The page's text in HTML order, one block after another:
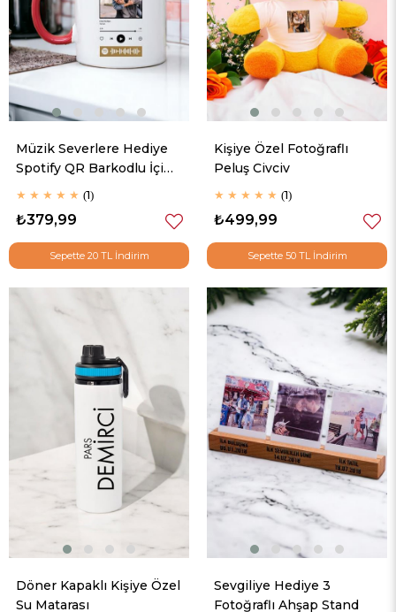
Müzik Severlere Hediye
Spotify QR Barkodlu İçi
Renkli Kupa Bardak
★ ★ ★ ★ ★ 1
₺379,99
Sepette 20 TL İndirim
Kişiye Özel Fotoğraflı
Peluş Civciv
★ ★ ★ ★ ★ 1
₺499,99
Sepette 50 TL İndirim
Döner Kapaklı Kişiye Özel
Su Matarası
Sevgiliye Hediye 3
Fotoğraflı Ahşap Stand